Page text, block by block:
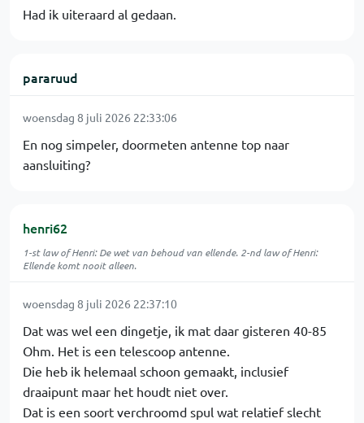
Had ik uiteraard al gedaan.
pararuud
woensdag 8 juli 2026 22:33:06
En nog simpeler, doormeten antenne top naar
aansluiting?
henri62
1-st law of Henri: De wet van behoud van ellende. 2-nd law of Henri:
Ellende komt nooit alleen.
woensdag 8 juli 2026 22:37:10
Dat was wel een dingetje, ik mat daar gisteren 40-85
Ohm. Het is een telescoop antenne.
Die heb ik helemaal schoon gemaakt, inclusief
draaipunt maar het houdt niet over.
Dat is een soort verchroomd spul wat relatief slecht